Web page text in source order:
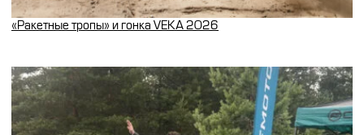
«Ракетные тропы» и гонка VEKA 2026